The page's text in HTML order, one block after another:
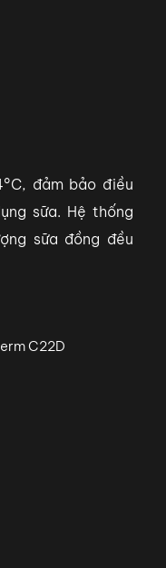
đảm bảo điều
sữa. Hệ thống
sữa đồng đều